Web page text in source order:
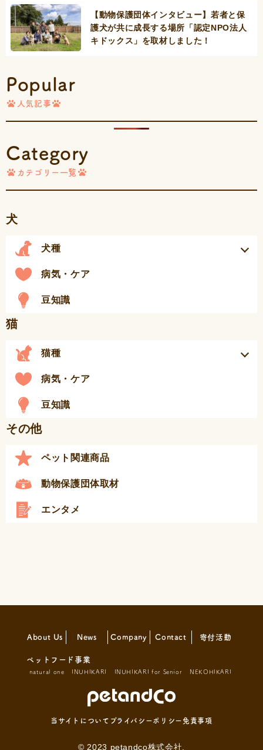
【動物保護団体インタビュー】若者と保
護犬が共に成長する場所「認定NPO法人
キドックス」を取材しました！
Popular
人気記事
Category
カテゴリー一覧
犬
犬種
病気・ケア
豆知識
猫
猫種
病気・ケア
豆知識
その他
ペット関連商品
動物保護団体取材
エンタメ
About Us News Company Contact 寄付活動
ペットフード事業
natural one INUHIKARI INUHIKARI for Senior NEKOHIKARI
当サイトについて プライバシーポリシー 免責事項
© 2023 petandco株式会社.